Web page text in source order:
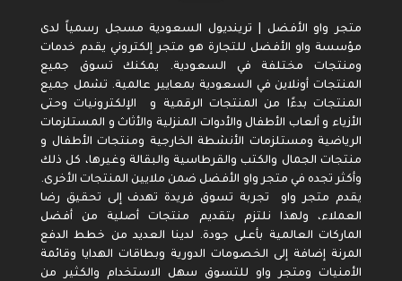
متجر واو الأفضل | ترينديول السعودية مسجل رسمياً لدى
مؤسسة واو الأفضل للتجارة هو متجر إلكتروني يقدم خدمات
ومنتجات مختلفة في السعودية. يمكنك تسوق جميع
المنتجات أونلاين في السعودية بمعايير عالمية. تشمل جميع
المنتجات بدءًا من المنتجات الرقمية و الإلكترونيات وحتى
الأزياء و ألعاب الأطفال والأدوات المنزلية والأثاث و المستلزمات
الرياضية ومستلزمات الأنشطة الخارجية ومنتجات الأطفال و
منتجات الجمال والكتب والقرطاسية والبقالة وغيرها، كل ذلك
وأكثر تجده في متجر واو الأفضل ضمن ملايين المنتجات الأخرى.
يقدم متجر واو تجربة تسوق فريدة تهدف إلى تحقيق رضا
العملاء، ولهذا نلتزم بتقديم منتجات أصلية من أفضل
الماركات العالمية بأعلى جودة. لدينا العديد من خطط الدفع
المرنة إضافة إلى الخصومات الدورية وبطاقات الهدايا وقائمة
الأمنيات ومتجر واو للتسوق سهل الاستخدام والكثير من